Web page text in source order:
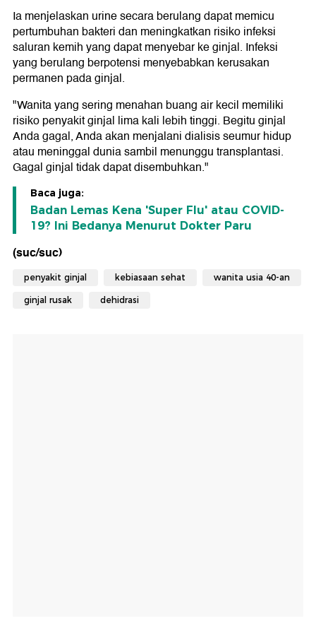
Ia menjelaskan urine secara berulang dapat memicu
pertumbuhan bakteri dan meningkatkan risiko infeksi
saluran kemih yang dapat menyebar ke ginjal. Infeksi
yang berulang berpotensi menyebabkan kerusakan
permanen pada ginjal.
"Wanita yang sering menahan buang air kecil memiliki
risiko penyakit ginjal lima kali lebih tinggi. Begitu ginjal
Anda gagal, Anda akan menjalani dialisis seumur hidup
atau meninggal dunia sambil menunggu transplantasi.
Gagal ginjal tidak dapat disembuhkan."
Baca juga:
Badan Lemas Kena 'Super Flu' atau COVID-
19? Ini Bedanya Menurut Dokter Paru
(suc/suc)
penyakit ginjal kebiasaan sehat wanita usia 40-an
ginjal rusak dehidrasi